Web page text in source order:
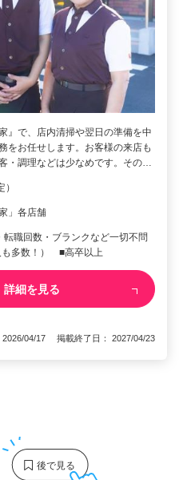
』で、店内清掃や翌日の準備を中
をお任せします。お客様の来店も
・調理などは少なめです。その…
」各店舗
職回数・ブランクなど一切不問
も多数！） ■高卒以上
詳細を見る
2026/04/17 掲載終了日： 2027/04/23